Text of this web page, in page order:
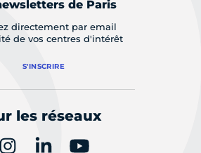
de Paris
directement par email
de vos centres d'intérêt
S'INSCRIRE
les réseaux